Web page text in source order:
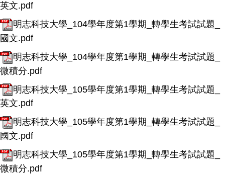
英文.pdf
明志科技大學_104學年度第1學期_轉學生考試試題_
國文.pdf
明志科技大學_104學年度第1學期_轉學生考試試題_
微積分.pdf
明志科技大學_105學年度第1學期_轉學生考試試題_
英文.pdf
明志科技大學_105學年度第1學期_轉學生考試試題_
國文.pdf
明志科技大學_105學年度第1學期_轉學生考試試題_
微積分.pdf